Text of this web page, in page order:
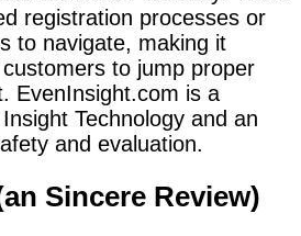
registration processes or
to navigate, making it
to jump proper
EvenInsight.com is a
Technology and an
and evaluation.
Sincere Review)